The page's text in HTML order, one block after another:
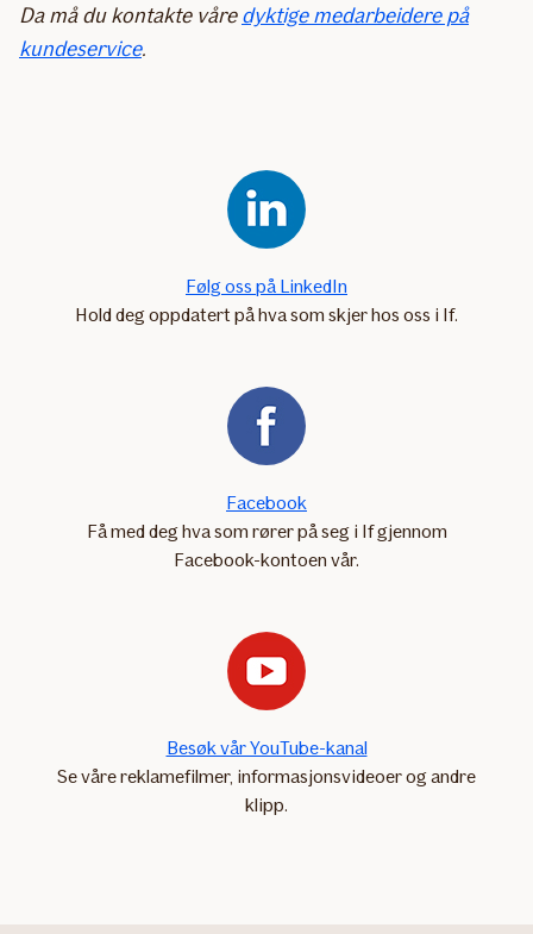
Da må du kontakte våredyktige medarbeidere på
kundeservice.
Følg oss på LinkedIn
Hold deg oppdatert på hva som skjer hos oss i If.
Facebook
Få med deg hva som rører på seg i If gjennom
Facebook-kontoen vår.
Besøk vår YouTube-kanal
Se våre reklamefilmer, informasjonsvideoer og andre
klipp.